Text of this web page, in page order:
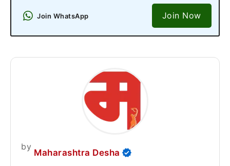
Join WhatsApp Join Now
by
Maharashtra Desha